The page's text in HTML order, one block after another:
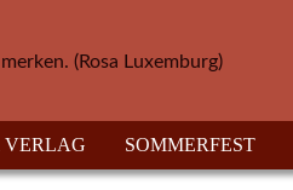
(Rosa Luxemburg)
VERLAG SOMMERFEST